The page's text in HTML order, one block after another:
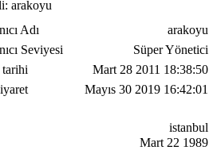
arakoyu
Adı
arakoyu
Seviyesi
Süper Yönetici
tarihi
Mart 28 2011 18:38:50
Mayıs 30 2019 16:42:01
istanbul
Mart 22 1989